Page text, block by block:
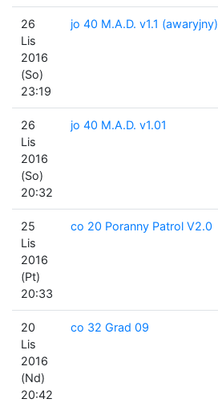
26
Lis
2016
(So)
23:19
jo 40 M.A.D. v1.1 (awaryjny)
26
Lis
2016
(So)
20:32
jo 40 M.A.D. v1.01
25
Lis
2016
(Pt)
20:33
co 20 Poranny Patrol V2.0
20
Lis
2016
(Nd)
20:42
co 32 Grad 09